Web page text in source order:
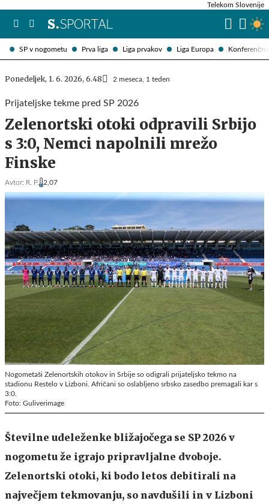
SP v nogometu Prva liga Liga prvakov Liga Europa
Telekom Slovenije
Ponedeljek, 1. 6. 2026, 6.48 2 meseca, 1 teden
Prijateljske tekme pred SP 2026
Zelenortski otoki odpravili Srbijo
s 3:0, Nemci napolnili mrežo
Finske
Avtor: R. P. 2,07
Nogometaši Zelenortskih otokov in Srbije so odigrali prijateljsko tekmo na
stadionu Restelo v Lizboni. Afričani so oslabljeno srbsko zasedbo premagali kar s
3:0.
Foto: Guliverimage
Številne udeleženke bližajočega se SP 2026 v
nogometu že igrajo pripravljalne dvoboje.
Zelenortski otoki, ki bodo letos debitirali na
največjem tekmovanju, so navdušili in v Lizboni